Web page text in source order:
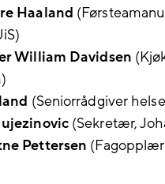
Haaland
William Davidsen
(Seniorrådgiver
(Sekretær,
Pettersen